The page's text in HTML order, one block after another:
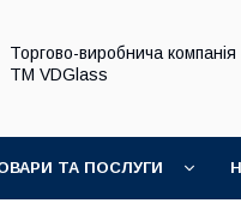
Торгово-виробнича компанія
ТМ VDGlass
ТА ПОСЛУГИ